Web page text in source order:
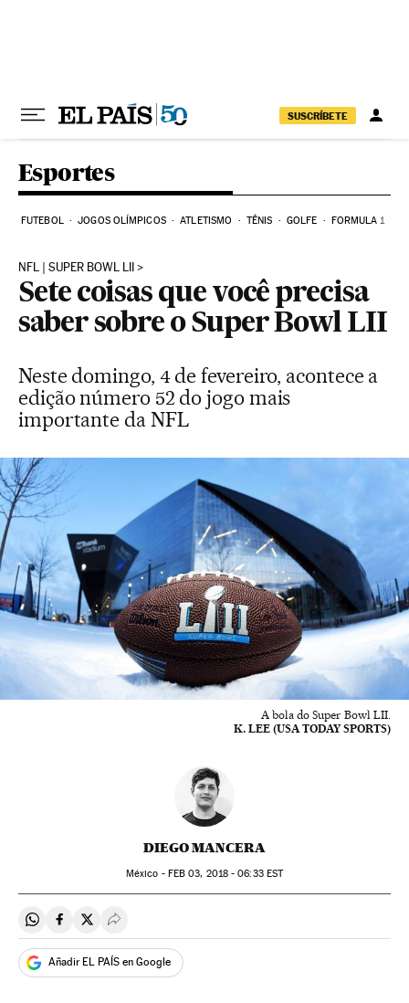
SUSCRÍBETE
Esportes
FUTEBOL JOGOS OLÍMPICOS ATLETISMO TÊNIS GOLFE FORMULA 1
NFL | SUPER BOWL LII
Sete coisas que você precisa
saber sobre o Super Bowl LII
Neste domingo, 4 de fevereiro, acontece a
edição número 52 do jogo mais
importante da NFL
A bola do Super Bowl LII.
K. LEE (USA TODAY SPORTS)
DIEGO MANCERA
México - FEB 03, 2018 - 06:33EST
Compartir en Whatsapp
Compartir en Facebook
Compartir en Twitter
Desplegar Redes Sociales
Añadir EL PAÍS en Google